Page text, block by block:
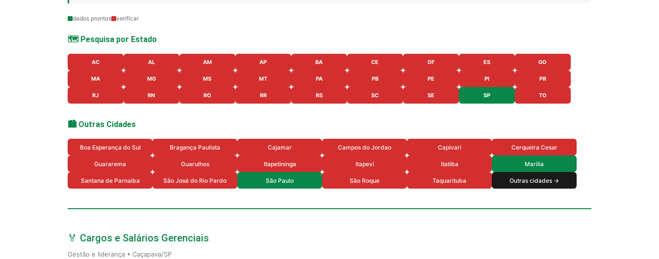
dados prontos verificar
🗺️ Pesquisa por Estado
AC AL AM AP BA CE DF ES GO
MA MG MS MT PA PB PE PI PR
RJ RN RO RR RS SC SE SP TO
🏙️ Outras Cidades
Boa Esperança do Sul Bragança Paulista Cajamar Campos do Jordao Capivari Cerqueira Cesar
Guararema Guarulhos Itapetininga Itapevi Itatiba Marilia
Santana de Parnaíba São José do Rio Pardo São Paulo São Roque Taquarituba Outras cidades →
🏅 Cargos e Salários Gerenciais
Gestão e liderança • Caçapava/SP